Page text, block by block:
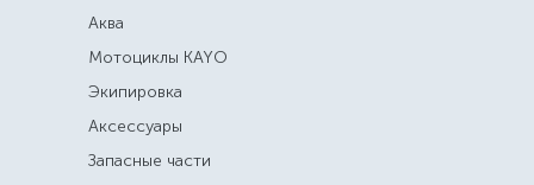
Аква
Мотоциклы KAYO
Экипировка
Аксессуары
Запасные части